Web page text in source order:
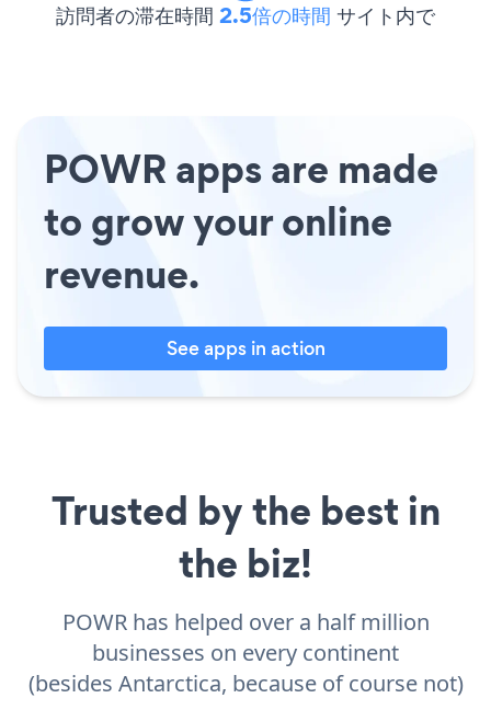
訪問者の滞在時間 2.5倍の時間 サイト内で
POWR apps are made
to grow your online
revenue.
See apps in action
Trusted by the best in
the biz!
POWR has helped over a half million
businesses on every continent
(besides Antarctica, because of course not)